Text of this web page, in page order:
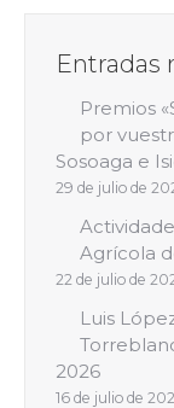
Entradas
Premios
por
Sosoaga e
29 de julio de
Agrícola
22 de julio de
Luis
2026
16 de julio de